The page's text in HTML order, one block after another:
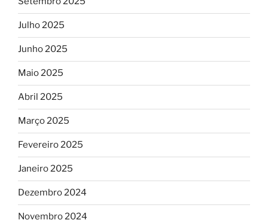
Julho 2025
Junho 2025
Maio 2025
Abril 2025
Março 2025
Fevereiro 2025
Janeiro 2025
Dezembro 2024
Novembro 2024